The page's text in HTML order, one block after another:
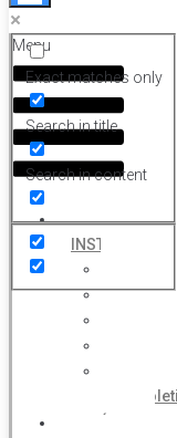
Exact matches only
Search in title
Search in content
Menu
HOME
INSTITUCIONAL